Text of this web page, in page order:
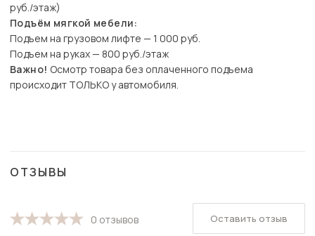
руб./этаж)
Подъём мягкой мебели:
Подъем на грузовом лифте — 1 000 руб.
Подъем на руках — 800 руб./этаж
Важно! Осмотр товара без оплаченного подъема
происходит ТОЛЬКО у автомобиля.
ОТЗЫВЫ
0 отзывов Оставить отзыв